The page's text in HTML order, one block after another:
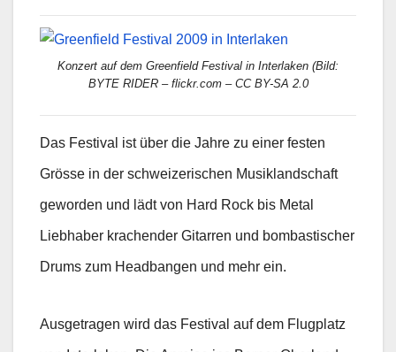
Konzert auf dem Greenfield Festival in Interlaken (Bild:
BYTE RIDER – flickr.com – CC BY-SA 2.0
Das Festival ist über die Jahre zu einer festen
Grösse in der schweizerischen Musiklandschaft
geworden und lädt von Hard Rock bis Metal
Liebhaber krachender Gitarren und bombastischer
Drums zum Headbangen und mehr ein.
Ausgetragen wird das Festival auf dem Flugplatz